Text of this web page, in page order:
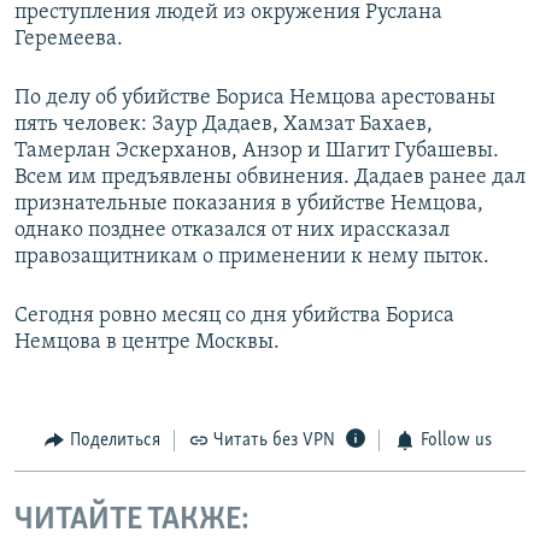
преступления людей из окружения Руслана
Геремеева.
По делу об убийстве Бориса Немцова арестованы
пять человек: Заур Дадаев, Хамзат Бахаев,
Тамерлан Эскерханов, Анзор и Шагит Губашевы.
Всем им предъявлены обвинения. Дадаев ранее дал
признательные показания в убийстве Немцова,
однако позднее отказался от них ирассказал
правозащитникам о применении к нему пыток.
Сегодня ровно месяц со дня убийства Бориса
Немцова в центре Москвы.
Поделиться Читать без VPN Follow us
ЧИТАЙТЕ ТАКЖЕ: